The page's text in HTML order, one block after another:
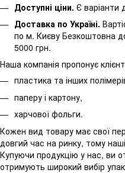
Доступні ціни. Є варіанти
Доставка по Україні.
по м. Києву Безкоштовна
5000 грн.
Наша компанія пропонує
пластика та інших
паперу і картону,
харчової фольги.
Кожен вид товару має свої
довгий час на ринку, тому
Купуючи продукцію у нас, ви
отримують широкий вибір